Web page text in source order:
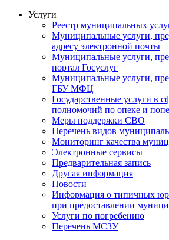
Услуги
Реестр муниципальных
Муниципальные услуги,
адресу электронной почты
Муниципальные услуги,
портал Госуслуг
Муниципальные услуги,
ГБУ МФЦ
Государственные услуги в
полномочий по опеке и
Меры поддержки СВО
Перечень видов
Мониторинг качества
Электронные сервисы
Предварительная запись
Другая информация
Новости
Информация о типичных
при предоставлении
Услуги по погребению
Перечень МСЗУ